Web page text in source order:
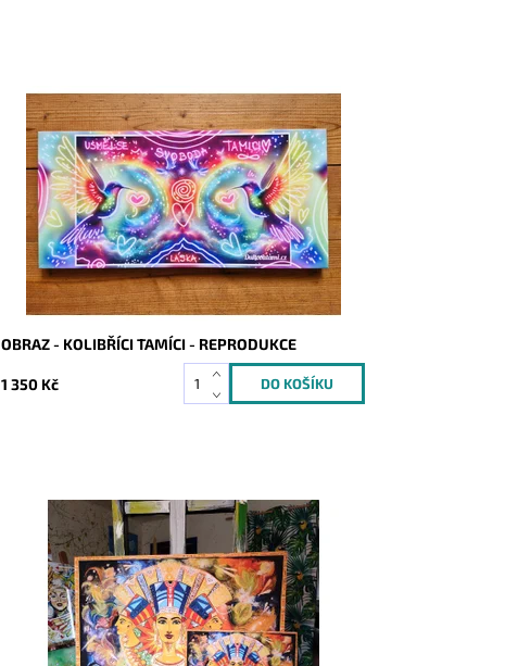
Dostupnost:
Skladem
Kód:
9370
OBRAZ - KOLIBŘÍCI TAMÍCI - REPRODUKCE
1 350 Kč
Dostupnost:
Skladem
5977/REP2